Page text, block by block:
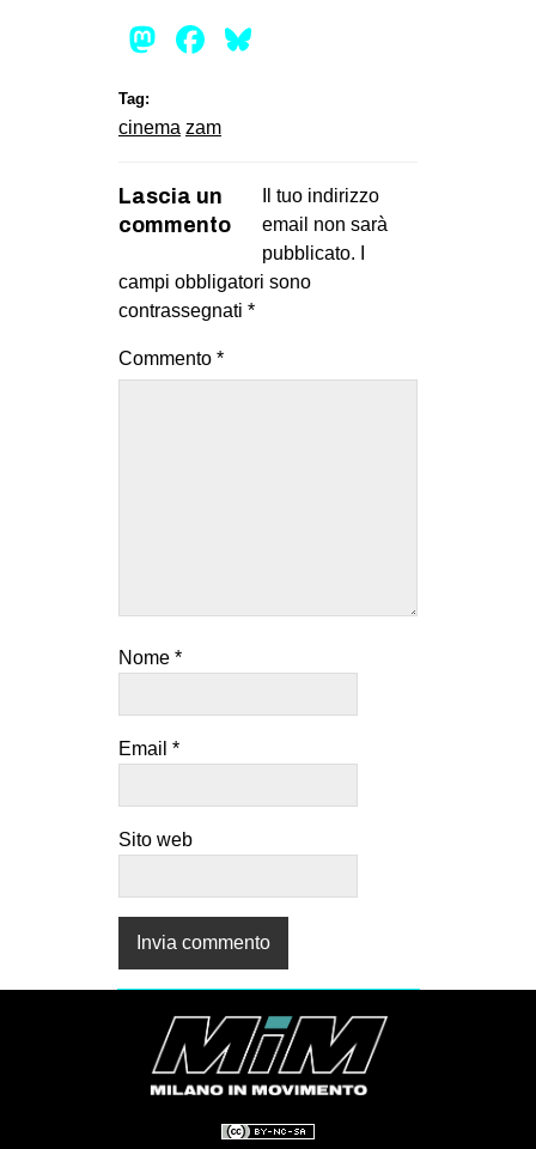
Mastodon
Facebook
Tag:
cinema zam
Lascia un
commento
Il tuo indirizzo
email non sarà
pubblicato.
campi obbligatori sono
contrassegnati *
Commento *
Nome *
Email *
Sito web